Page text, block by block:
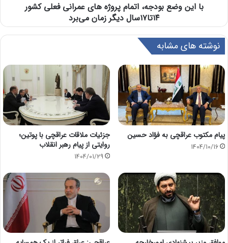
با این وضع بودجه، اتمام پروژه های عمرانی فعلی کشور
۱۴تا۱۷سال دیگر زمان می‌برد
نوشته های مشابه
پیام مکتوب عراقچی به فؤاد حسین
1404/10/16
جزئیات ملاقات عراقچی با پوتین؛
روایتی از پیام رهبر انقلاب
1404/01/29